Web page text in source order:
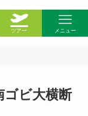
ツアー メニュー
ゴビ大横断